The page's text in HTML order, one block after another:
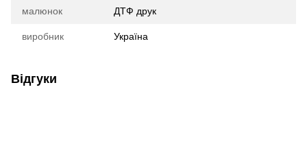
малюнок ДТФ друк
виробник Україна
Відгуки